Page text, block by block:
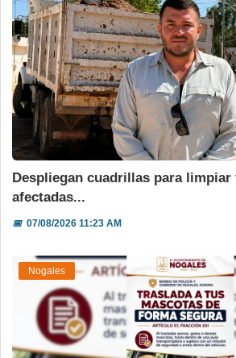
Despliegan cuadrillas para limpiar
afectadas...
📅07/08/2026 11:23 AM
Nogales